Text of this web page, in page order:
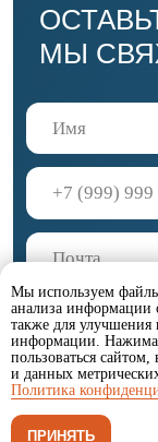
Мы используем
анализа информации
также для улучшения
информации.
пользоваться
и данных
Политика
ПРИНЯТЬ